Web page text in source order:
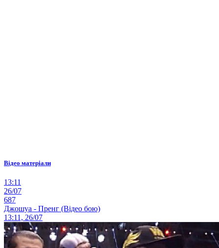
Відео матеріали
13:11
26/07
687
Джошуа - Пренг (Відео бою)
13:11, 26/07